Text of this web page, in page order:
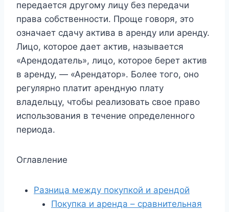
передается другому лицу без передачи
права собственности. Проще говоря, это
означает сдачу актива в аренду или аренду.
Лицо, которое дает актив, называется
«Арендодатель», лицо, которое берет актив
в аренду, — «Арендатор». Более того, оно
регулярно платит арендную плату
владельцу, чтобы реализовать свое право
использования в течение определенного
периода.
Оглавление
Разница между покупкой и арендой
Покупка и аренда – сравнительная